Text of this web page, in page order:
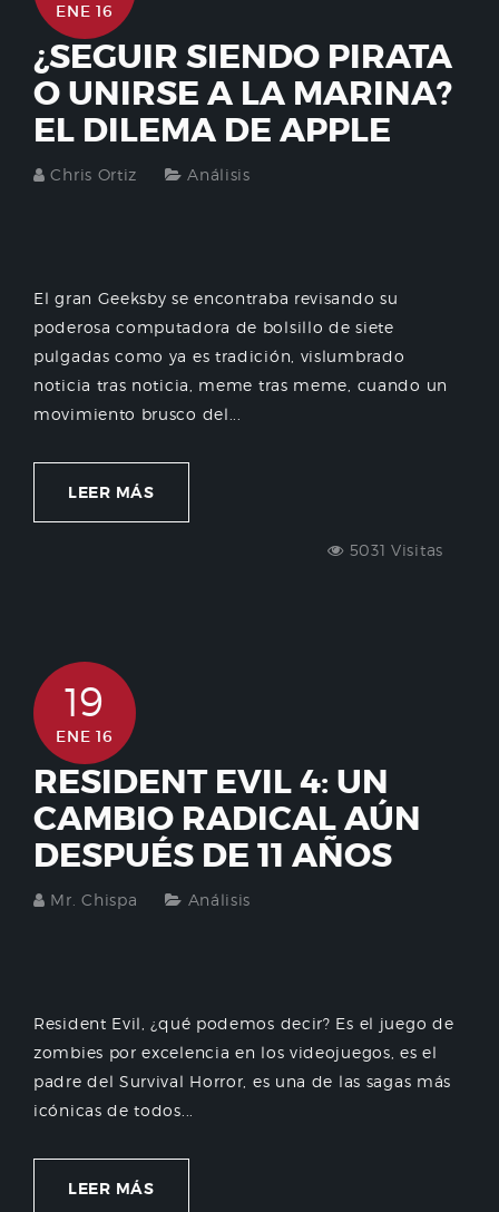
ENE 16
¿SEGUIR SIENDO PIRATA
O UNIRSE A LA MARINA?
EL DILEMA DE APPLE
Chris Ortiz Análisis
El gran Geeksby se encontraba revisando su
poderosa computadora de bolsillo de siete
pulgadas como ya es tradición, vislumbrado
noticia tras noticia, meme tras meme, cuando un
movimiento brusco del...
LEER MÁS
5031 Visitas
19
ENE 16
RESIDENT EVIL 4: UN
CAMBIO RADICAL AÚN
DESPUÉS DE 11 AÑOS
Mr. Chispa Análisis
Resident Evil, ¿qué podemos decir? Es el juego de
zombies por excelencia en los videojuegos, es el
padre del Survival Horror, es una de las sagas más
icónicas de todos...
LEER MÁS